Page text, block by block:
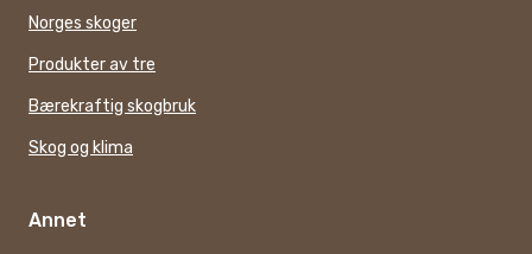
Norges skoger
Produkter av tre
Bærekraftig skogbruk
Skog og klima
Annet